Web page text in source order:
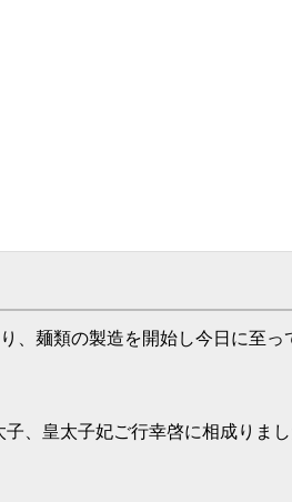
麺類の製造を開始し今日に至っ
、皇太子妃ご行幸啓に相成りま